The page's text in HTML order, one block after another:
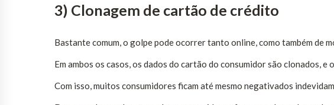
3) Clonagem de cartão de crédito
Bastante comum, o golpe pode ocorrer tanto online, como também de
Em ambos os casos, os dados do cartão do consumidor são clonados,
Com isso, muitos consumidores ficam até mesmo negativados